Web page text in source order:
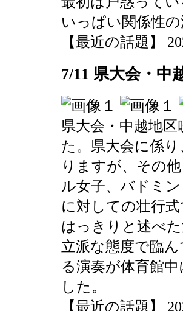
いっぱい関係性
【最近の話題】
7/11 県大会・中
県大会・中越地
た。県大会に係
りますが、その
ル女子、バドミ
に対しての壮行
はっきりと述べ
立派な態度で臨
る演奏が体育館
した。
【最近の話題】